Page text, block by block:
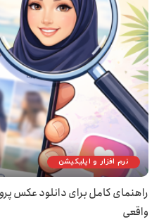
نرم افزار و اپلیکیشن
راهنمای کامل برای دانلود عکس
واقعی